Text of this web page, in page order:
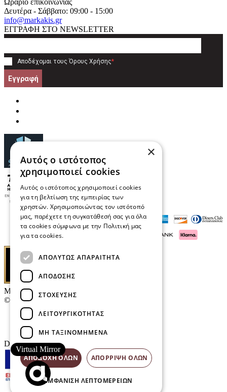
Ωράριο επικοινωνίας
Δευτέρα - Σάββατο: 09:00 - 15:00
info@markakis.gr
ΕΓΓΡΑΦΗ ΣΤΟ NEWSLETTER
Αποδέχομαι τους Όρους Χρήσης*
Εγγραφή
Μαρκάκης Οπτικά
© 2026
Επικοινωνία
E-Volution Awards
Designed & developed by
Virtual Mirror
×
Αυτός ο ιστότοπος
χρησιμοποιεί cookies
Αυτός ο ιστότοπος χρησιμοποιεί cookies
για τη βελτίωση της εμπειρίας των
χρηστών. Χρησιμοποιώντας τον ιστότοπό
μας, παρέχετε τη συγκατάθεσή σας για όλα
τα cookies σύμφωνα με την Πολιτική μας
για τα cookies.
ΑΠΟΛΎΤΩΣ ΑΠΑΡΑΊΤΗΤΑ
ΑΠΌΔΟΣΗΣ
ΣΤΌΧΕΥΣΗΣ
ΛΕΙΤΟΥΡΓΙΚΌΤΗΤΑΣ
ΜΗ ΤΑΞΙΝΟΜΗΜΈΝΑ
ΑΠΟΔΟΧΉ ΌΛΩΝ ΑΠΌΡΡΙΨΗ ΌΛΩΝ
ΕΜΦΆΝΙΣΗ ΛΕΠΤΟΜΕΡΕΙΏΝ